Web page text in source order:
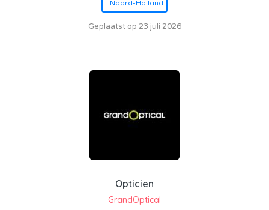
Noord-Holland
Geplaatst op 23 juli 2026
Opticien
GrandOptical